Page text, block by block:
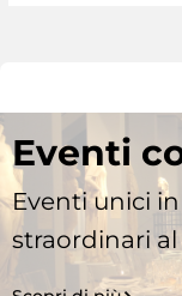
Eventi
Eventi unici
straordinari